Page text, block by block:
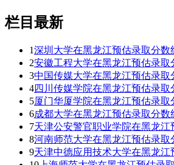
栏目最新
1深圳大学在黑龙江预估录取分数
2安徽工程大学在黑龙江预估录取
3中国传媒大学在黑龙江预估录取
4四川传媒学院在黑龙江预估录取
5厦门华厦学院在黑龙江预估录取
6成都大学在黑龙江预估录取分数
7天津公安警官职业学院在黑龙江
8河南师范大学在黑龙江预估录取
9天津中德应用技术大学在黑龙江